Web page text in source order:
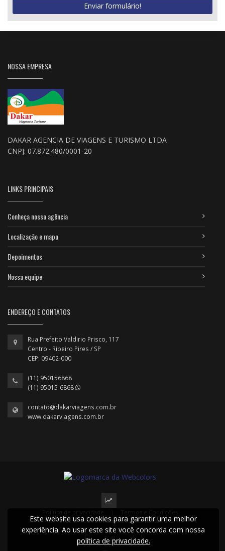
Enviar formulário!
NOSSA EMPRESA
DAKAR AGENCIA DE VIAGENS E TURISMO LTDA
CNPJ: 07.872.480/0001-20
LINKS PRINCIPAIS
Conheça nossa agência
Localização e mapa
Depoimentos
Nossa equipe
ENDEREÇO E CONTATOS
Rua Prefeito Valdirio Prisco, 117
Centro - Ribeiro Pires / SP
CEP: 09402-000
(11) 950156868
(11) 95015-6868
contato@dakarviagens.com.br
www.dakarviagens.com.br
2022 © Todos os direitos reservados.
Este website usa cookies para garantir uma melhor
experiência. Ao usar este site você concorda com nossa
política de privacidade.